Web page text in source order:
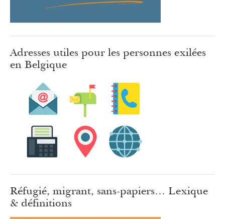
Adresses utiles pour les personnes exilées
en Belgique
Réfugié, migrant, sans-papiers… Lexique
& définitions